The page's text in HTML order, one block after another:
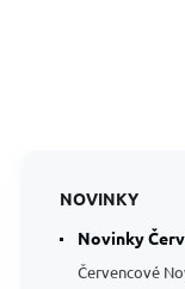
NOVINKY
Novinky
Červencové